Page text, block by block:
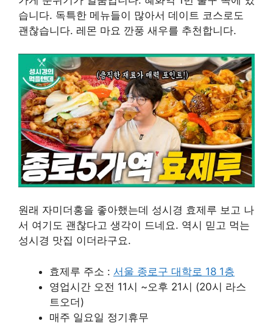
습니다. 독특한 메뉴들이 많아서 데이트 코스로도
괜찮습니다. 레몬 마요 깐풍 새우를 추천합니다.
원래 자미더홍을 좋아했는데 성시경 효제루 보고 나
서 여기도 괜찮다고 생각이 드네요. 역시 믿고 먹는
성시경 맛집 이더라구요.
효제루 주소 : 서울 종로구 대학로 18 1층
영업시간 오전 11시 ~오후 21시 (20시 라스
트오더)
매주 일요일 정기휴무